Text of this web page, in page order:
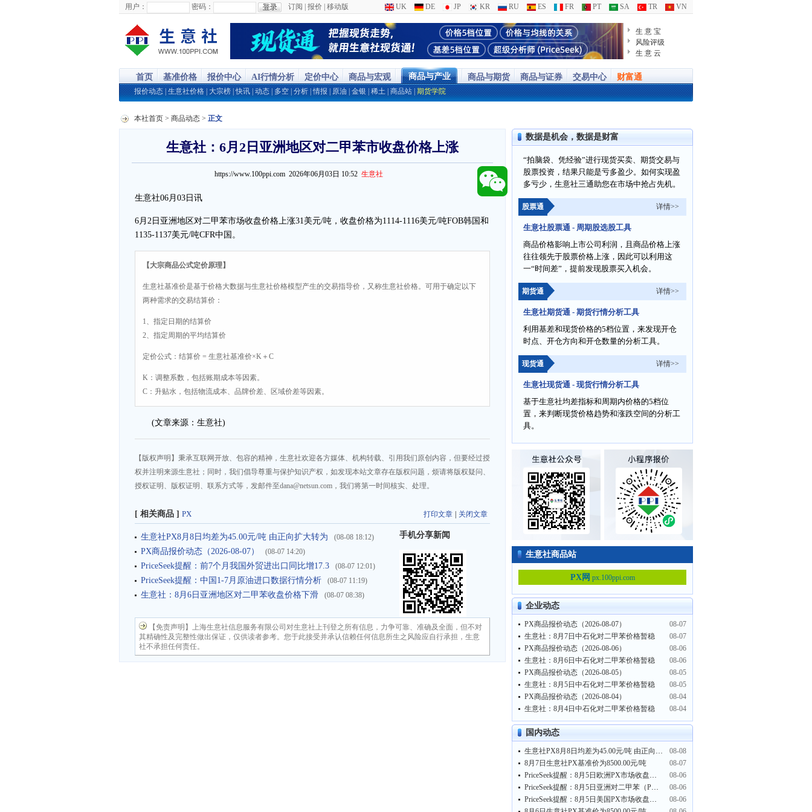
用户： 密码： 订阅 报价 移动版 UK DE JP KR RU ES FR PT SA TR VN
生 意 宝
风险评级
生 意 云
首页 基准价格 报价中心 AI行情分析 定价中心 商品与宏观 商品与产业 商品与期货 商品与证券 交易中心 财富通
报价动态 生意社价格 大宗榜 |快讯 动态 多空 分析 |情报 原油 金银 稀土 商品站 期货学院
本社首页 > 商品动态 > 正文
生意社：6月2日亚洲地区对二甲苯市收盘价格上涨
https://www.100ppi.com 2026年06月03日 10:52 生意社
生意社06月03日讯
6月2日亚洲地区对二甲苯市场收盘价格上涨31美元/吨，收盘价格为1114-1116美元/吨FOB韩国和
1135-1137美元/吨CFR中国。
【大宗商品公式定价原理】
生意社基准价是基于价格大数据与生意社价格模型产生的交易指导价，又称生意社价格。可用于确定以下
两种需求的交易结算价：
1、指定日期的结算价
2、指定周期的平均结算价
定价公式：结算价 = 生意社基准价×K＋C
K：调整系数，包括账期成本等因素。
C：升贴水，包括物流成本、品牌价差、区域价差等因素。
(文章来源：生意社)
【版权声明】秉承互联网开放、包容的精神，生意社欢迎各方媒体、机构转载、引用我们原创内容，但要经过授
权并注明来源生意社；同时，我们倡导尊重与保护知识产权，如发现本站文章存在版权问题，烦请将版权疑问、
授权证明、版权证明、联系方式等，发邮件至dana@netsun.com，我们将第一时间核实、处理。
打印文章 关闭文章
[ 相关商品 ] PX
生意社PX8月8日均差为45.00元/吨 由正向扩大转为 (08-08 18:12)
PX商品报价动态（2026-08-07） (08-07 14:20)
PriceSeek提醒：前7个月我国外贸进出口同比增17.3 (08-07 12:01)
PriceSeek提醒：中国1-7月原油进口数据行情分析 (08-07 11:19)
生意社：8月6日亚洲地区对二甲苯收盘价格下滑 (08-07 08:38)
手机分享新闻
【免责声明】上海生意社信息服务有限公司对生意社上刊登之所有信息，力争可靠、准确及全面，但不对
其精确性及完整性做出保证，仅供读者参考。您于此接受并承认信赖任何信息所生之风险应自行承担，生意
社不承担任何责任。
数据是机会，数据是财富
“拍脑袋、凭经验”进行现货买卖、期货交易与
股票投资，结果只能是亏多盈少。如何实现盈
多亏少，生意社三通助您在市场中抢占先机。
股票通 详情>>
生意社股票通 - 周期股选股工具
商品价格影响上市公司利润，且商品价格上涨
往往领先于股票价格上涨，因此可以利用这
一“时间差”，提前发现股票买入机会。
期货通 详情>>
生意社期货通 - 期货行情分析工具
利用基差和现货价格的5档位置，来发现开仓
时点、开仓方向和开仓数量的分析工具。
现货通 详情>>
生意社现货通 - 现货行情分析工具
基于生意社均差指标和周期内价格的5档位
置，来判断现货价格趋势和涨跌空间的分析工
具。
生意社商品站
PX网 px.100ppi.com
企业动态
PX商品报价动态（2026-08-07）
08-07
生意社：8月7日中石化对二甲苯价格暂稳
08-07
PX商品报价动态（2026-08-06）
08-06
生意社：8月6日中石化对二甲苯价格暂稳
08-06
PX商品报价动态（2026-08-05）
08-05
生意社：8月5日中石化对二甲苯价格暂稳
08-05
PX商品报价动态（2026-08-04）
08-04
生意社：8月4日中石化对二甲苯价格暂稳
08-04
国内动态
生意社PX8月8日均差为45.00元/吨 由正向扩大转为缩小
08-08
8月7日生意社PX基准价为8500.00元/吨
08-07
PriceSeek提醒：8月5日欧洲PX市场收盘价格下跌
08-06
PriceSeek提醒：8月5日亚洲对二甲苯（PX）收盘价下滑
08-06
PriceSeek提醒：8月5日美国PX市场收盘价格下滑
08-06